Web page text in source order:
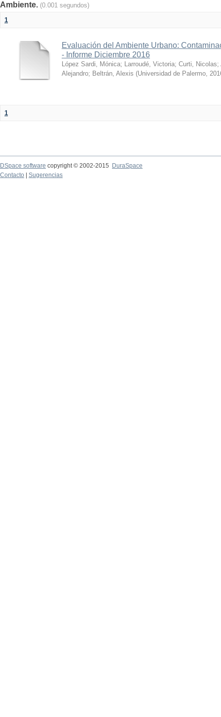
Ambiente. (0.001 segundos)
1
Evaluación del Ambiente Urbano:
- Informe Diciembre 2016
López Sardi, Mónica; Larroudé, Victoria; Curti, Nicolas;
Alejandro; Beltrán, Alexis (Universidad de Palermo,
1
DSpace software copyright © 2002-2015
DuraSpace
Contacto
Sugerencias